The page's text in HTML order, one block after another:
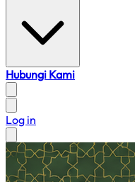
Hubungi Kami
Log in